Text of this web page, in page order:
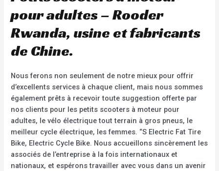
pour adultes – Rooder
Rwanda, usine et fabricants
de Chine.
Nous ferons non seulement de notre mieux pour offrir
d’excellents services à chaque client, mais nous sommes
également prêts à recevoir toute suggestion offerte par
nos clients pour les petits scooters à moteur pour
adultes, le vélo électrique tout terrain à gros pneus, le
meilleur cycle électrique, les femmes. “S Electric Fat Tire
Bike, Electric Cycle Bike. Nous accueillons sincèrement les
associés de l’entreprise à la fois internationaux et
nationaux, et espérons travailler avec vous dans un avenir